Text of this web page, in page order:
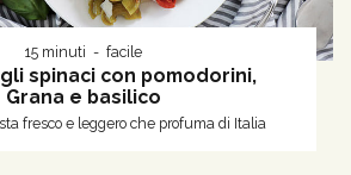
15 minuti facile
spinaci con pomodorini,
Grana e basilico
fresco e leggero che profuma di Italia